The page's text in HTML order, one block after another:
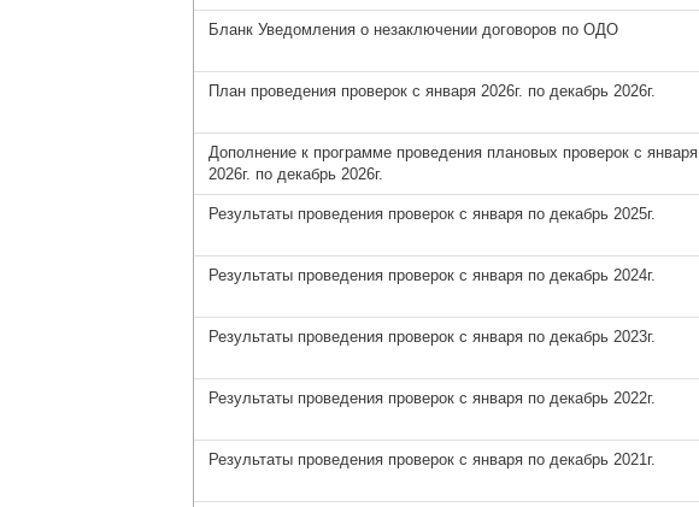
Бланк Уведомления о незаключении договоров по ОДО
План проведения проверок с января 2026г. по декабрь 2026г.
Дополнение к программе проведения плановых проверок с января
2026г. по декабрь 2026г.
Результаты проведения проверок с января по декабрь 2025г.
Результаты проведения проверок с января по декабрь 2024г.
Результаты проведения проверок с января по декабрь 2023г.
Результаты проведения проверок с января по декабрь 2022г.
Результаты проведения проверок с января по декабрь 2021г.